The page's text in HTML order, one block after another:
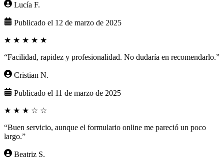
Lucía F.
Publicado el 12 de marzo de 2025
★ ★ ★ ★ ★
“Facilidad, rapidez y profesionalidad. No dudaría en recomendarlo.”
Cristian N.
Publicado el 11 de marzo de 2025
★ ★ ★ ☆ ☆
“Buen servicio, aunque el formulario online me pareció un poco
largo.”
Beatriz S.